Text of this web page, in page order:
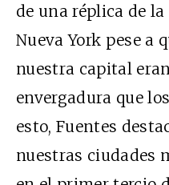
de una réplica de
Nueva York pese a
nuestra capital
envergadura que
esto, Fuentes
nuestras ciudades